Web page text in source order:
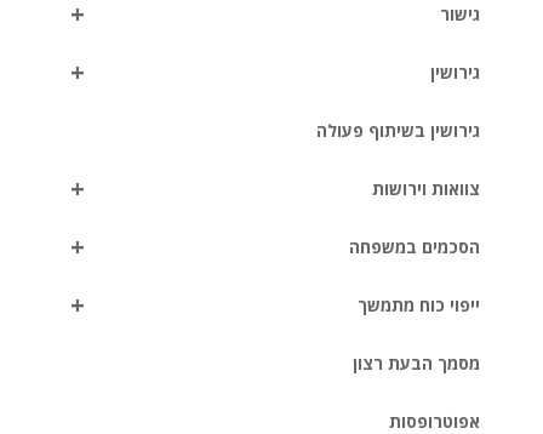
+ גישור
+ גירושין
גירושין בשיתוף פעולה
+ צוואות וירושות
+ הסכמים במשפחה
+ ייפוי כוח מתמשך
מסמך הבעת רצון
אפוטרופסות